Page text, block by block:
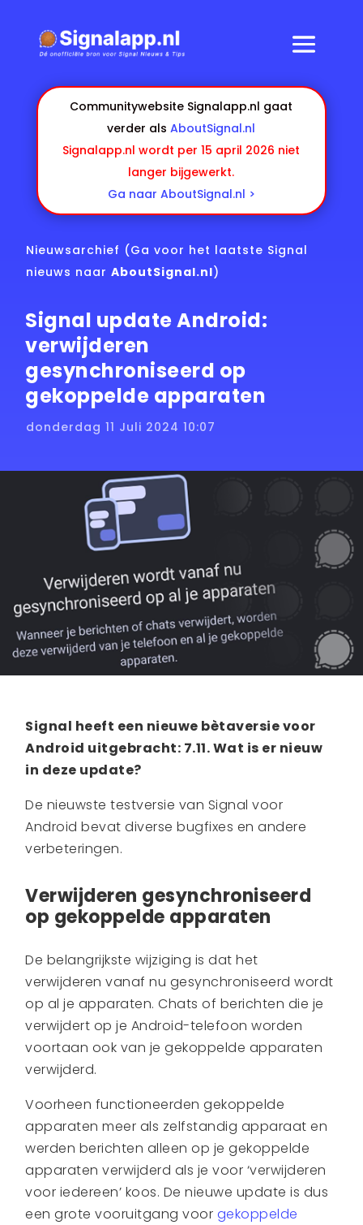
Communitywebsite Signalapp.nl gaat
verder alsAboutSignal.nl
Signalapp.nl wordt per 15 april 2026 niet
langer bijgewerkt.
Ga naar AboutSignal.nl >
Nieuwsarchief (Ga voor het laatste Signal
nieuws naarAboutSignal.nl)
Signal update Android:
verwijderen
gesynchroniseerd op
gekoppelde apparaten
donderdag 11 Juli 2024 10:07
Signal heeft een nieuwe bètaversie voor
Android uitgebracht: 7.11. Wat is er nieuw
in deze update?
De nieuwste testversie van Signal voor
Android bevat diverse bugfixes en andere
verbeteringen.
Verwijderen gesynchroniseerd
op gekoppelde apparaten
De belangrijkste wijziging is dat het
verwijderen vanaf nu gesynchroniseerd wordt
op al je apparaten. Chats of berichten die je
verwijdert op je Android-telefoon worden
voortaan ook van je gekoppelde apparaten
verwijderd.
Voorheen functioneerden gekoppelde
apparaten meer als zelfstandig apparaat en
werden berichten alleen op je gekoppelde
apparaten verwijderd als je voor ‘verwijderen
voor iedereen’ koos. De nieuwe update is dus
een grote vooruitgang voor gekoppelde